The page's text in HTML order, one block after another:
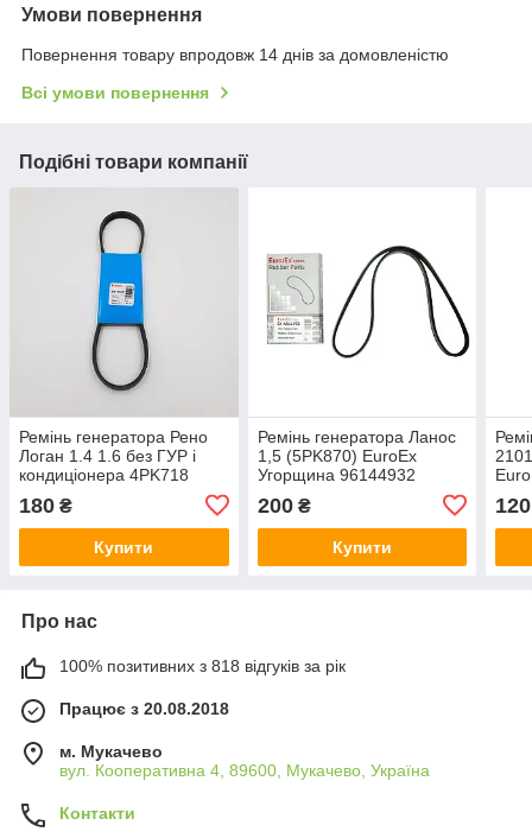
Умови повернення
Повернення товару впродовж 14 днів за домовленістю
Всі умови повернення
Подібні товари компанії
Ремінь генератора Рено
Логан 1.4 1.6 без ГУР і
кондиціонера 4PK718
6001548021
180 ₴
Купити
Ремінь генератора Ланос
1,5 (5PK870) EuroEx
Угорщина 96144932
200₴
Купити
120
Про нас
100% позитивних з 818 відгуків за рік
Працює з 20.08.2018
м. Мукачево
вул. Кооперативна 4, 89600, Мукачево, Україна
Контакти